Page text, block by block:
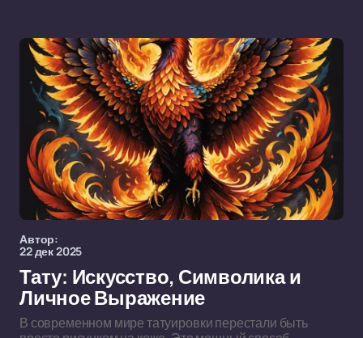
Автор:
22 дек 2025
Тату: Искусство, Символика и
Личное Выражение
В современном мире татуировки перестали быть